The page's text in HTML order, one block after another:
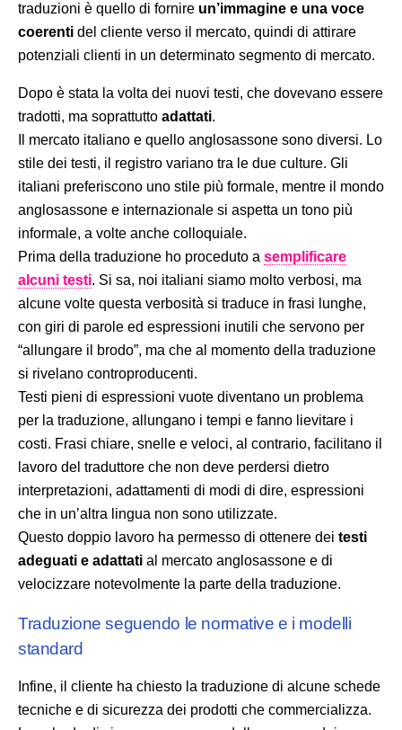
traduzioni è quello di fornire un’immagine e una voce
coerenti del cliente verso il mercato, quindi di attirare
potenziali clienti in un determinato segmento di mercato.
Dopo è stata la volta dei nuovi testi, che dovevano essere
tradotti, ma soprattutto adattati.
Il mercato italiano e quello anglosassone sono diversi. Lo
stile dei testi, il registro variano tra le due culture. Gli
italiani preferiscono uno stile più formale, mentre il mondo
anglosassone e internazionale si aspetta un tono più
informale, a volte anche colloquiale.
Prima della traduzione ho proceduto a semplificare
alcuni testi. Si sa, noi italiani siamo molto verbosi, ma
alcune volte questa verbosità si traduce in frasi lunghe,
con giri di parole ed espressioni inutili che servono per
“allungare il brodo”, ma che al momento della traduzione
si rivelano controproducenti.
Testi pieni di espressioni vuote diventano un problema
per la traduzione, allungano i tempi e fanno lievitare i
costi. Frasi chiare, snelle e veloci, al contrario, facilitano il
lavoro del traduttore che non deve perdersi dietro
interpretazioni, adattamenti di modi di dire, espressioni
che in un’altra lingua non sono utilizzate.
Questo doppio lavoro ha permesso di ottenere dei testi
adeguati e adattati al mercato anglosassone e di
velocizzare notevolmente la parte della traduzione.
Traduzione seguendo le normative e i modelli
standard
Infine, il cliente ha chiesto la traduzione di alcune schede
tecniche e di sicurezza dei prodotti che commercializza.